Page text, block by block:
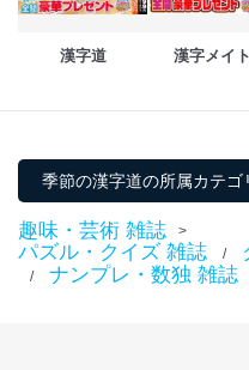
漢字道 漢字メイト
季節の漢字道の所属カテゴ
趣味・芸術 雑誌 >
パズル・クイズ 雑誌 /
/ ナンプレ・数独 雑誌